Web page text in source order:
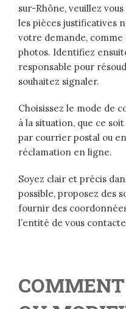
sur-Rhône, veuillez
les pièces justificatives
votre demande, comme
photos. Identifiez
responsable pour
souhaitez signaler.
Choisissez le mode de
à la situation, que ce
par courrier postal ou
réclamation en ligne.
Soyez clair et précis
possible, proposez des
fournir des
l’entité de vous